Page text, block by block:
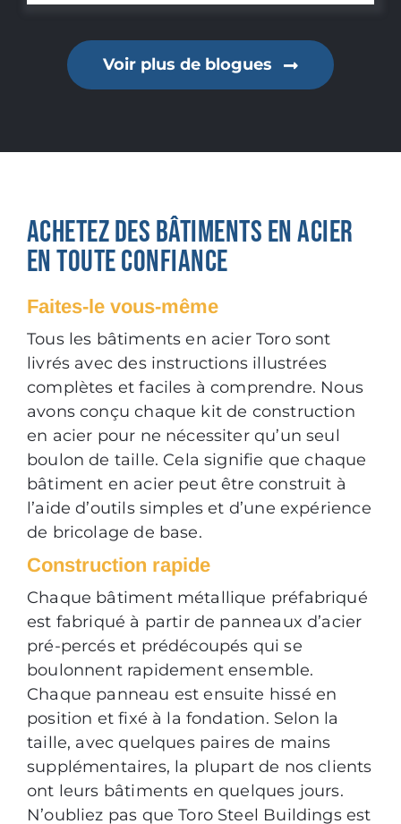
Voir plus de blogues
ACHETEZ DES BÂTIMENTS EN ACIER
EN TOUTE CONFIANCE
Faites-le vous-même
Tous les bâtiments en acier Toro sont
livrés avec des instructions illustrées
complètes et faciles à comprendre. Nous
avons conçu chaque kit de construction
en acier pour ne nécessiter qu’un seul
boulon de taille. Cela signifie que chaque
bâtiment en acier peut être construit à
l’aide d’outils simples et d’une expérience
de bricolage de base.
Construction rapide
Chaque bâtiment métallique préfabriqué
est fabriqué à partir de panneaux d’acier
pré-percés et prédécoupés qui se
boulonnent rapidement ensemble.
Chaque panneau est ensuite hissé en
position et fixé à la fondation. Selon la
taille, avec quelques paires de mains
supplémentaires, la plupart de nos clients
ont leurs bâtiments en quelques jours.
N’oubliez pas que Toro Steel Buildings est